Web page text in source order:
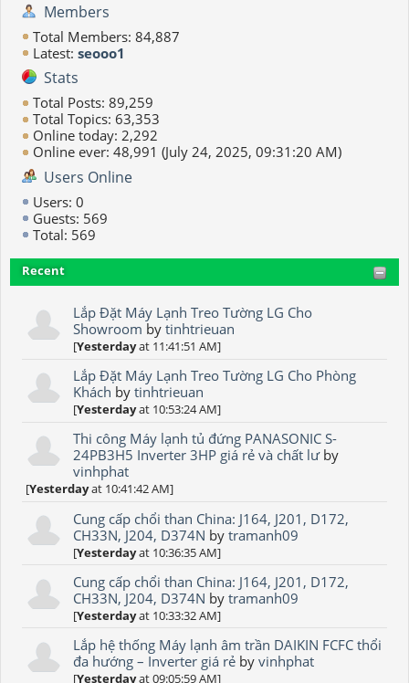
Members
Total Members: 84,887
Latest: seooo1
Stats
Total Posts: 89,259
Total Topics: 63,353
Online today: 2,292
Online ever: 48,991 (July 24, 2025, 09:31:20 AM)
Users Online
Users: 0
Guests: 569
Total: 569
Recent
Lắp Đặt Máy Lạnh Treo Tường LG Cho
Showroom bytinhtrieuan
[Yesterdayat 11:41:51 AM]
Lắp Đặt Máy Lạnh Treo Tường LG Cho Phòng
Khách bytinhtrieuan
[Yesterdayat 10:53:24 AM]
Thi công Máy lạnh tủ đứng PANASONIC S-
24PB3H5 Inverter 3HP giá rẻ và chất lưby
vinhphat
[Yesterdayat 10:41:42 AM]
Cung cấp chổi than China: J164, J201, D172,
CH33N, J204, D374N bytramanh09
[Yesterdayat 10:36:35 AM]
Cung cấp chổi than China: J164, J201, D172,
CH33N, J204, D374N bytramanh09
[Yesterdayat 10:33:32 AM]
Lắp hệ thống Máy lạnh âm trần DAIKIN FCFC thổi
đa hướng – Inverter giá rẻ byvinhphat
[Yesterdayat 09:05:59 AM]